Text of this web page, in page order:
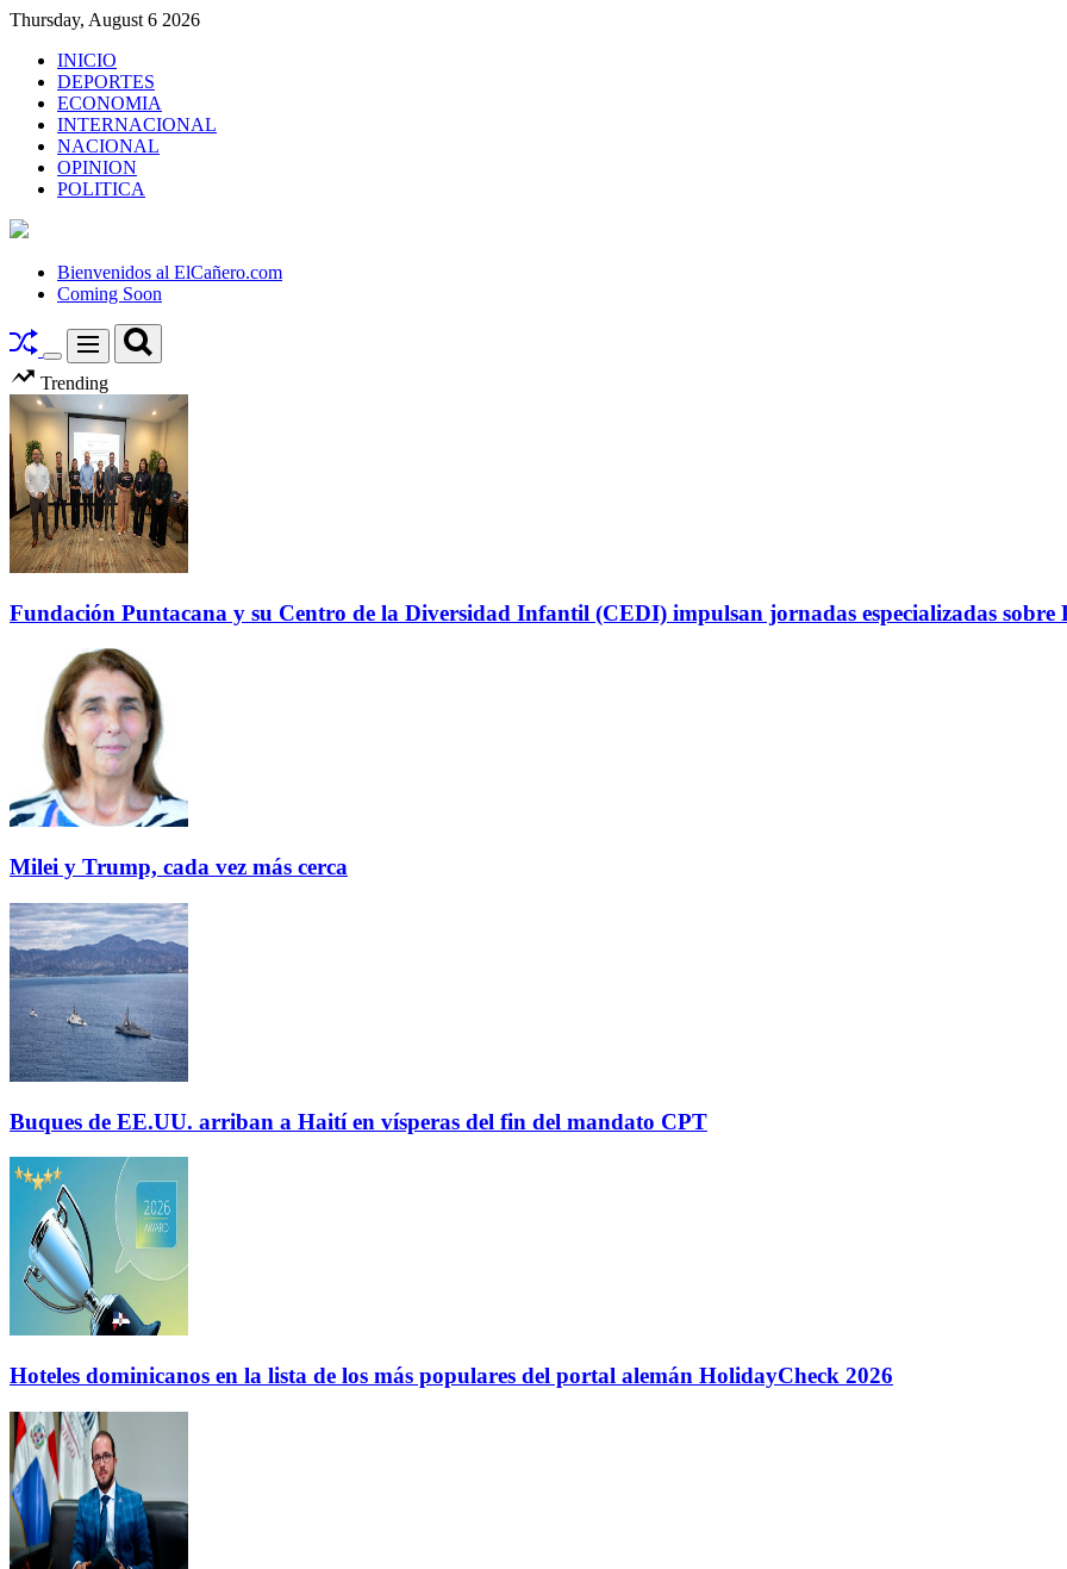
Skip
content
Thursday, August 6 2026
INICIO
DEPORTES
ECONOMIA
INTERNACIONAL
NACIONAL
OPINION
POLITICA
El
Bienvenidos al ElCañero.com
Coming Soon
Switch
color
mode
Menu Search
Trending
Fundación Puntacana y su Centro de la Diversidad Infantil (CEDI) impulsan jornadas especializadas sobre
Milei y Trump, cada vez más cerca
Buques de EE.UU. arriban a Haití en vísperas del fin del mandato CPT
Hoteles dominicanos en la lista de los más populares del portal alemán HolidayCheck 2026